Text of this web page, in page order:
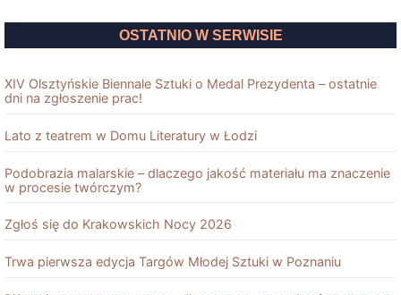
OSTATNIO W SERWISIE
XIV Olsztyńskie Biennale Sztuki o Medal Prezydenta – ostatnie
dni na zgłoszenie prac!
Lato z teatrem w Domu Literatury w Łodzi
Podobrazia malarskie – dlaczego jakość materiału ma znaczenie
w procesie twórczym?
Zgłoś się do Krakowskich Nocy 2026
Trwa pierwsza edycja Targów Młodej Sztuki w Poznaniu